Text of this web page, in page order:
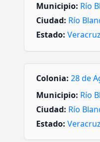
Municipio: Río
Ciudad: Río
Estado:
Colonia: 28 de
Municipio: Río
Ciudad: Río
Estado: